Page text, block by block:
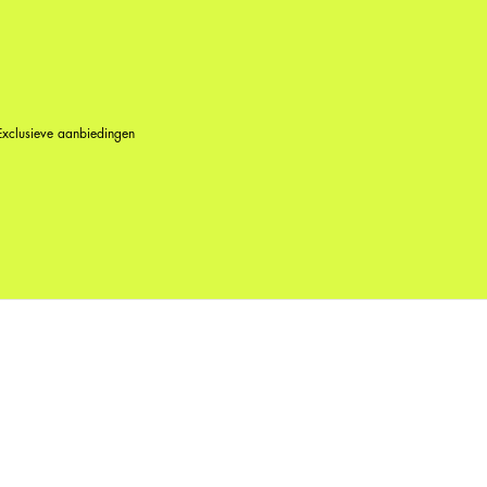
aanbiedingen